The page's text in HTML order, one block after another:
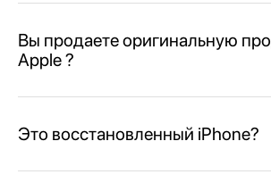
Вы продаете оригинальную
Apple ?
Это восстановленный iPhone?